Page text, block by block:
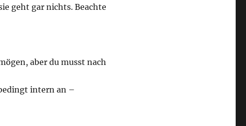
geht gar nichts. Beachte
aber du musst nach
intern an –